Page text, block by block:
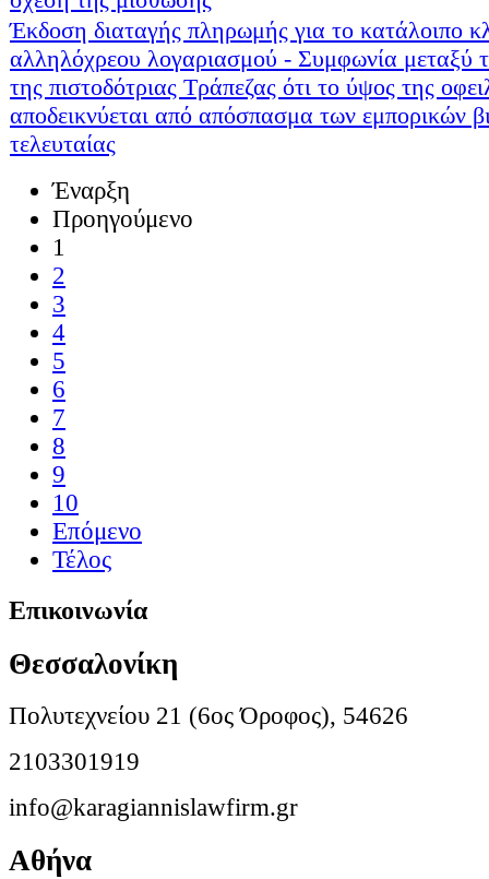
Έκδοση διαταγής πληρωμής για το κατάλοιπο
αλληλόχρεου λογαριασμού - Συμφωνία μεταξύ
της πιστοδότριας Τράπεζας ότι το ύψος της
αποδεικνύεται από απόσπασμα των εμπορικών
τελευταίας
Έναρξη
Προηγούμενο
1
2
3
4
5
6
7
8
9
10
Επόμενο
Τέλος
Επικοινωνία
Θεσσαλονίκη
Πολυτεχνείου 21 (6ος Όροφος), 54626
2103301919
info@karagiannislawfirm.gr
Αθήνα